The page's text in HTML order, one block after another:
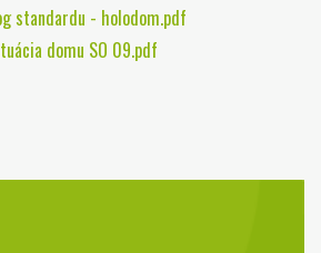
standardu - holodom.pdf
domu SO 09.pdf